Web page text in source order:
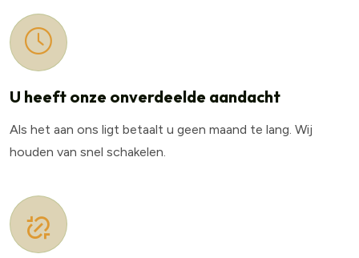
U heeft onze onverdeelde aandacht
Als het aan ons ligt betaalt u geen maand te lang. Wij
houden van snel schakelen.